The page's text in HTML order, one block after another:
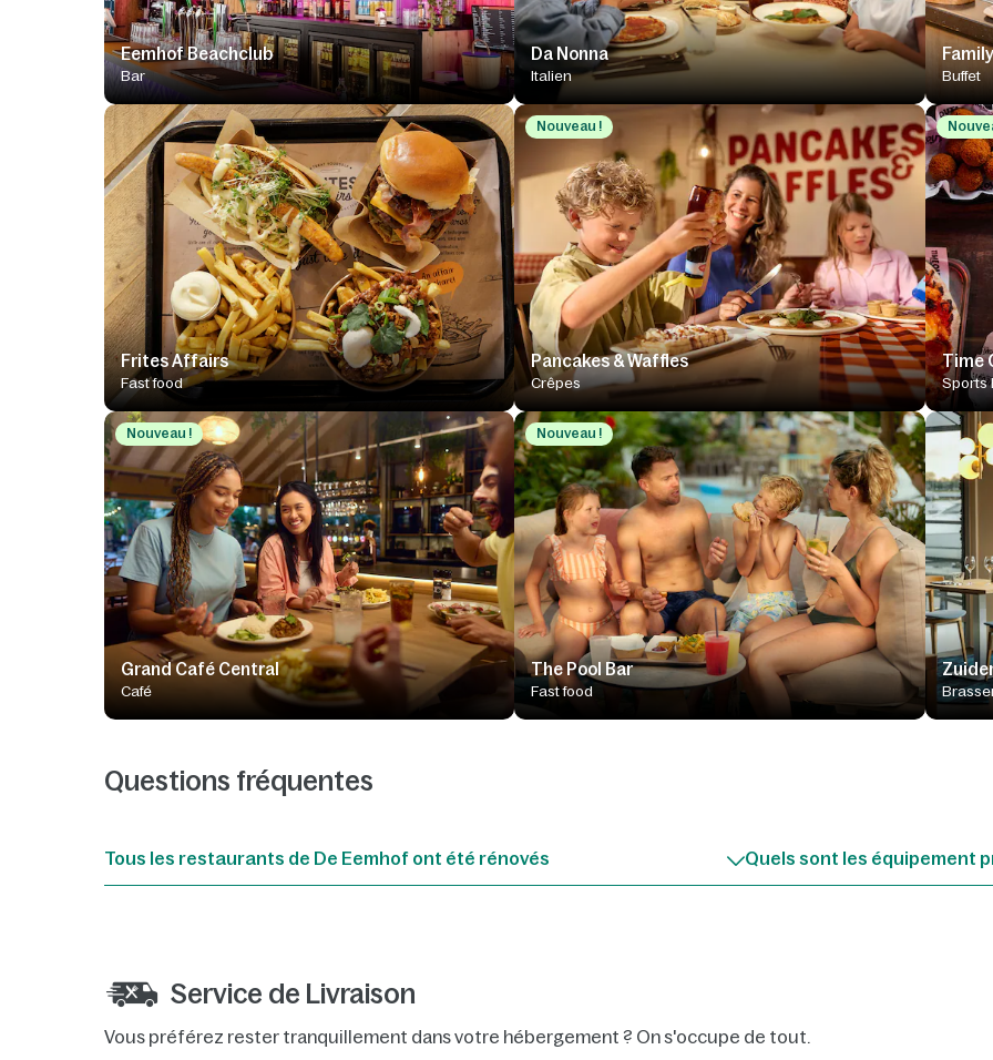
Eemhof Beachclub
Bar
Da Nonna
Italien Buffet
Frites Affairs
Fast food
Nouveau !
Pancakes & Waffles
Crêpes
Time
Sports
Nouveau !
Grand Café Central
Café
Nouveau !
The Pool Bar
Fast food
Questions fréquentes
Tous les restaurants de De Eemhof ont été rénovés Quels sont les équipement
Service de Livraison
Vous préférez rester tranquillement dans votre hébergement ? On s'occupe de tout.